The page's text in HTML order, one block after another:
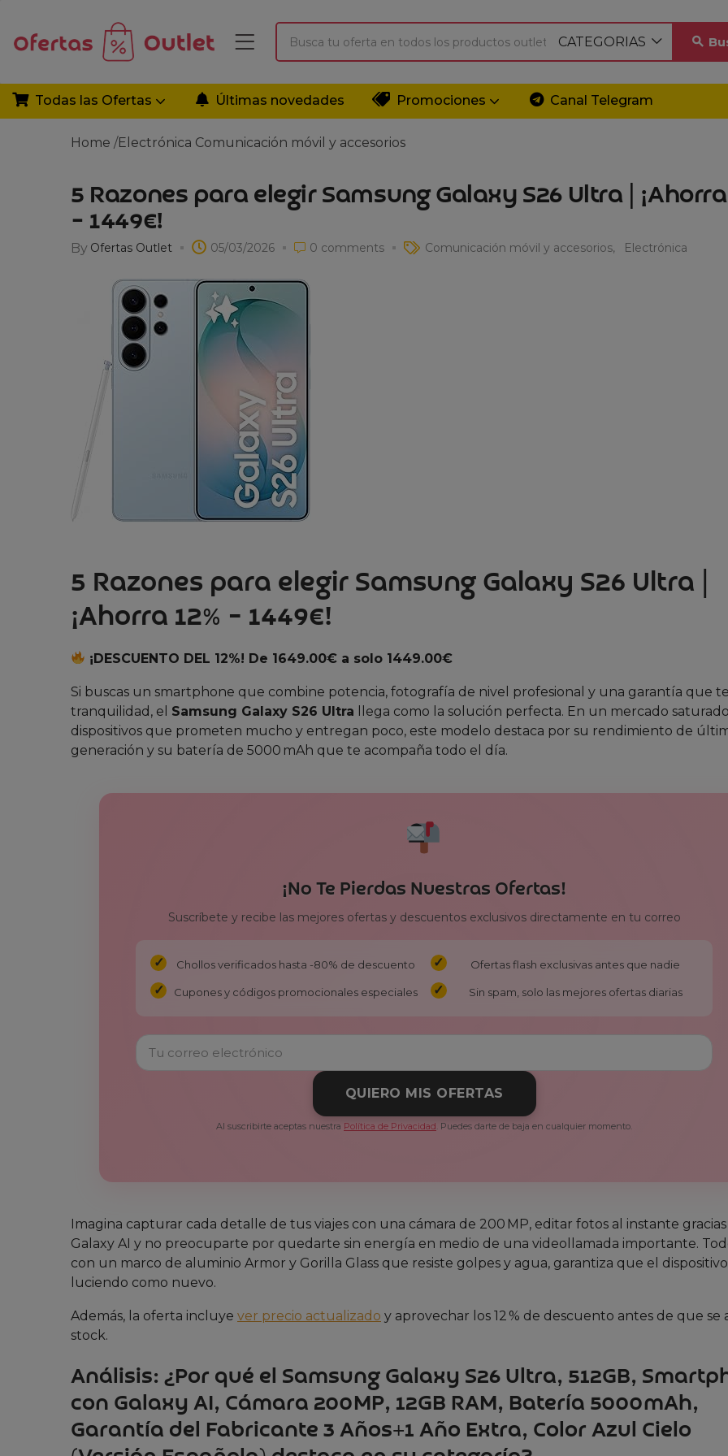
CATEGORIAS
Todas las Ofertas Últimas novedades Promociones Canal Telegram
Home /Electrónica Comunicación móvil y accesorios
5 Razones para elegir Samsung Galaxy S26 Ultra | ¡Ahorra
– 1449€!
By Ofertas Outlet 05/03/2026 0 comments Comunicación móvil y accesorios Electrónica
5 Razones para elegir Samsung Galaxy S26 Ultra |
¡Ahorra 12% – 1449€!
¡DESCUENTO DEL 12%! De 1649.00€ a solo 1449.00€
Si buscas un smartphone que combine potencia, fotografía de nivel profesional y una garantía que
tranquilidad, el Samsung Galaxy S26 Ultra llega como la solución perfecta. En un mercado
dispositivos que prometen mucho y entregan poco, este modelo destaca por su rendimiento de
generación y su batería de 5000 mAh que te acompaña todo el día.
¡No Te Pierdas Nuestras Ofertas!
Suscríbete y recibe las mejores ofertas y descuentos exclusivos directamente en tu correo
Chollos verificados hasta -80% de descuento Ofertas flash exclusivas antes que nadie
Cupones y códigos promocionales especiales Sin spam, solo las mejores ofertas diarias
QUIERO MIS OFERTAS
Al suscribirte aceptas nuestra Política de Privacidad . Puedes darte de baja en cualquier momento.
Imagina capturar cada detalle de tus viajes con una cámara de 200 MP, editar fotos al instante
Galaxy AI y no preocuparte por quedarte sin energía en medio de una videollamada importante.
con un marco de aluminio Armor y Gorilla Glass que resiste golpes y agua, garantiza que el
luciendo como nuevo.
Además, la oferta incluye ver precio actualizado y aprovechar los 12 % de descuento antes de que se
stock.
Análisis: ¿Por qué el Samsung Galaxy S26 Ultra, 512GB,
con Galaxy AI, Cámara 200MP, 12GB RAM, Batería 5000mAh,
Garantía del Fabricante 3 Años+1 Año Extra, Color Azul Cielo